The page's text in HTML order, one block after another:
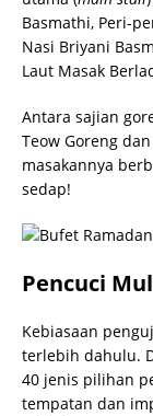
Basmathi, Peri-
Nasi Briyani
Laut Masak
Antara sajian
Teow Goreng
masakannya
sedap!
Pencuci
Kebiasaan
terlebih dahulu.
40 jenis pilihan
tempatan dan